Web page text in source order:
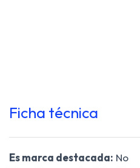
Ficha técnica
Es marca destacada: No